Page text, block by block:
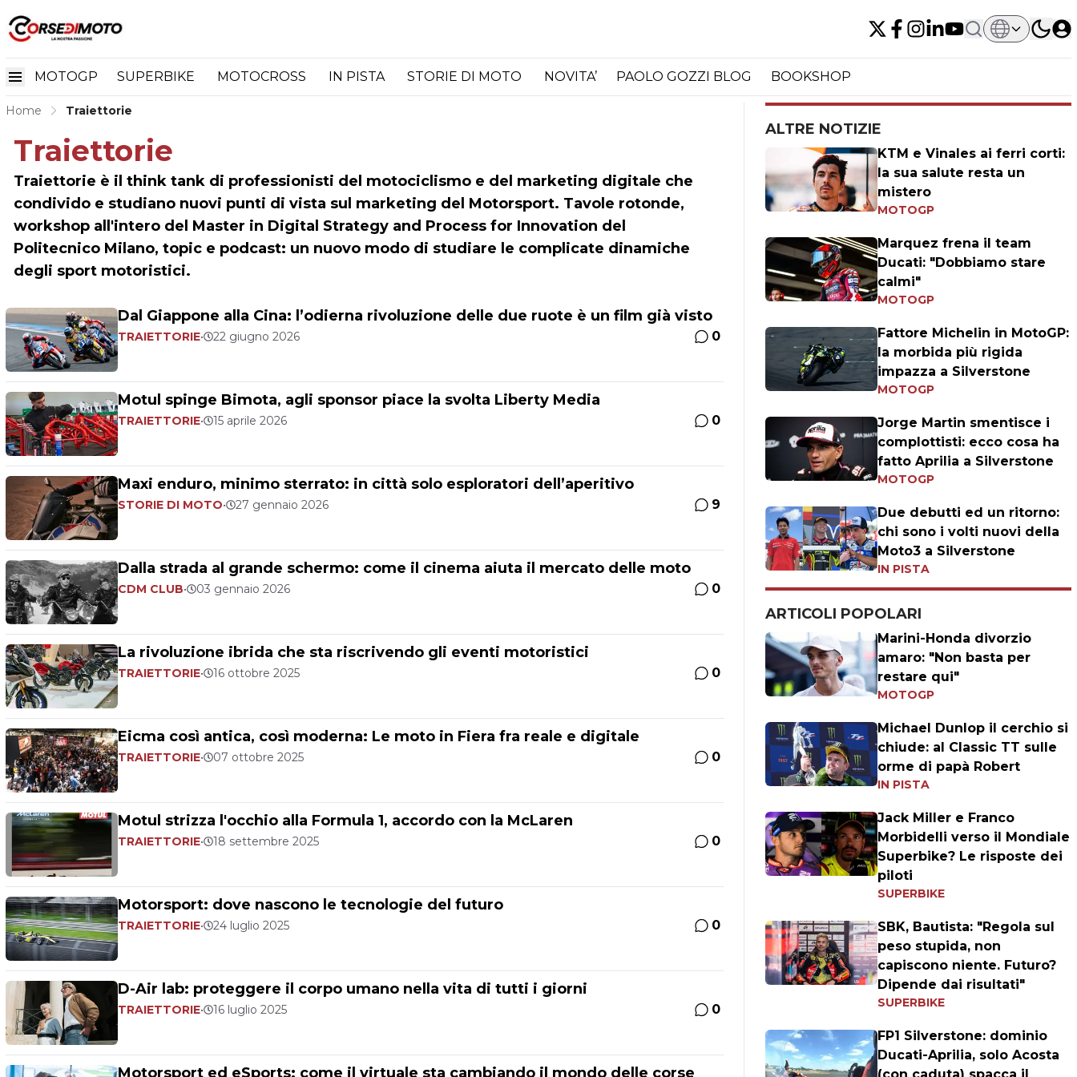
MOTOGP SUPERBIKE MOTOCROSS IN PISTA STORIE DI MOTO NOVITA’ PAOLO GOZZI BLOG BOOKSHOP
Home Traiettorie
Traiettorie
Traiettorie è il think tank di professionisti del motociclismo e del marketing digitale che
condivido e studiano nuovi punti di vista sul marketing del Motorsport. Tavole rotonde,
workshop all'intero del Master in Digital Strategy and Process for Innovation del
Politecnico Milano, topic e podcast: un nuovo modo di studiare le complicate dinamiche
degli sport motoristici.
Dal Giappone alla Cina: l’odierna rivoluzione delle due ruote è un film già visto
TRAIETTORIE• 22 giugno 2026 0
Motul spinge Bimota, agli sponsor piace la svolta Liberty Media
TRAIETTORIE• 15 aprile 2026 0
Maxi enduro, minimo sterrato: in città solo esploratori dell’aperitivo
STORIE DI MOTO• 27 gennaio 2026 9
Dalla strada al grande schermo: come il cinema aiuta il mercato delle moto
CDM CLUB• 03 gennaio 2026 0
La rivoluzione ibrida che sta riscrivendo gli eventi motoristici
TRAIETTORIE• 16 ottobre 2025 0
Eicma così antica, così moderna: Le moto in Fiera fra reale e digitale
TRAIETTORIE• 07 ottobre 2025 0
Motul strizza l'occhio alla Formula 1, accordo con la McLaren
TRAIETTORIE• 18 settembre 2025 0
Motorsport: dove nascono le tecnologie del futuro
TRAIETTORIE• 24 luglio 2025 0
D-Air lab: proteggere il corpo umano nella vita di tutti i giorni
TRAIETTORIE• 16 luglio 2025 0
Motorsport ed eSports: come il virtuale sta cambiando il mondo delle corse
ALTRE NOTIZIE
KTM e Vinales ai ferri corti:
la sua salute resta un
mistero
MOTOGP
Marquez frena il team
Ducati: "Dobbiamo stare
calmi"
MOTOGP
Fattore Michelin in MotoGP:
la morbida più rigida
impazza a Silverstone
MOTOGP
Jorge Martin smentisce i
complottisti: ecco cosa ha
fatto Aprilia a Silverstone
MOTOGP
Due debutti ed un ritorno:
chi sono i volti nuovi della
Moto3 a Silverstone
IN PISTA
ARTICOLI POPOLARI
Marini-Honda divorzio
amaro: "Non basta per
restare qui"
MOTOGP
Michael Dunlop il cerchio si
chiude: al Classic TT sulle
orme di papà Robert
IN PISTA
Jack Miller e Franco
Morbidelli verso il Mondiale
Superbike? Le risposte dei
piloti
SUPERBIKE
SBK, Bautista: "Regola sul
peso stupida, non
capiscono niente. Futuro?
Dipende dai risultati"
SUPERBIKE
FP1 Silverstone: dominio
Ducati-Aprilia, solo Acosta